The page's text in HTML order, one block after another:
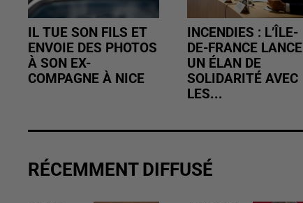
IL TUE SON FILS ET
ENVOIE DES PHOTOS
À SON EX-
COMPAGNE À NICE
INCENDIES : L’ÎLE-
DE-FRANCE LANCE
UN ÉLAN DE
SOLIDARITÉ AVEC
LES...
RÉCEMMENT DIFFUSÉ